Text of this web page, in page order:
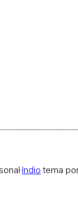
·Indio tema